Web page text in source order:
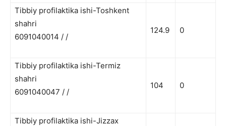
Tibbiy profilaktika ishi-Toshkent
shahri
6091040014 / /
124.9 0
Tibbiy profilaktika ishi-Termiz
shahri
6091040047 / /
104 0
Tibbiy profilaktika ishi-Jizzax